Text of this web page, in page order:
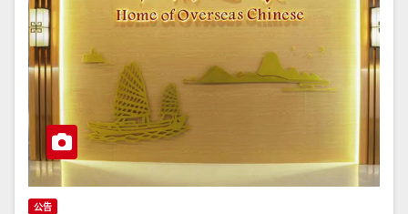
公告